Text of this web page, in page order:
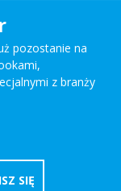
pozostanie na
z branży